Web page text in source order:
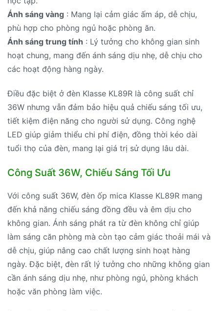
Ánh sáng vàng : Mang lại cảm giác ấm áp, dễ chịu,
phù hợp cho phòng ngủ hoặc phòng ăn.
Ánh sáng trung tính : Lý tưởng cho không gian sinh
hoạt chung, mang đến ánh sáng dịu nhẹ, dễ chịu cho
các hoạt động hàng ngày.
Điều đặc biệt ở đèn Klasse KL89R là công suất chỉ
36W nhưng vẫn đảm bảo hiệu quả chiếu sáng tối ưu,
tiết kiệm điện năng cho người sử dụng. Công nghệ
LED giúp giảm thiểu chi phí điện, đồng thời kéo dài
tuổi thọ của đèn, mang lại giá trị sử dụng lâu dài.
Công Suất 36W, Chiếu Sáng Tối Ưu
Với công suất 36W, đèn ốp mica Klasse KL89R mang
đến khả năng chiếu sáng đồng đều và êm dịu cho
không gian. Ánh sáng phát ra từ đèn không chỉ giúp
làm sáng căn phòng mà còn tạo cảm giác thoải mái và
dễ chịu, giúp nâng cao chất lượng sinh hoạt hàng
ngày. Đặc biệt, đèn rất lý tưởng cho những không gian
cần ánh sáng dịu nhẹ, như phòng ngủ, phòng khách
hoặc văn phòng làm việc.